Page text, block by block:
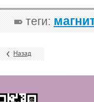
теги:
Назад